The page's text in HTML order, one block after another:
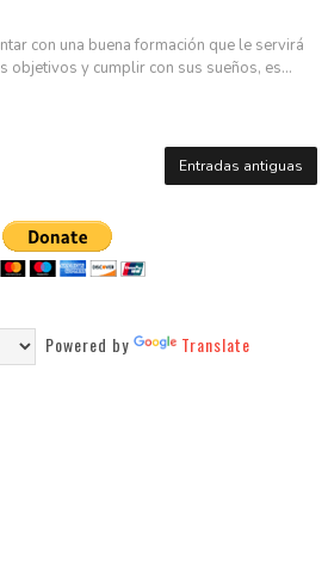
con una buena formación que le servirá
objetivos y cumplir con sus sueños, es...
Entradas antiguas
Powered by Translate